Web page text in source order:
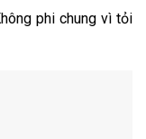
phi chung vì tỏi